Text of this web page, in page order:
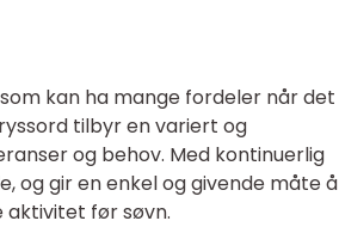
kan ha mange fordeler når det
tilbyr en variert og
og behov. Med kontinuerlig
og gir en enkel og givende måte å
aktivitet før søvn.